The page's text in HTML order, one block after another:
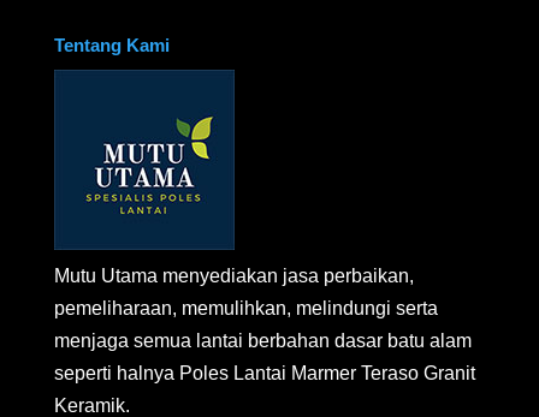
Tentang Kami
Mutu Utama menyediakan jasa perbaikan,
pemeliharaan, memulihkan, melindungi serta
menjaga semua lantai berbahan dasar batu alam
seperti halnya Poles Lantai Marmer Teraso Granit
Keramik.